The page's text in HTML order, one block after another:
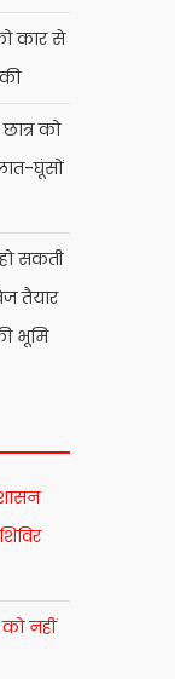
कार से
को
घूंसों
सकती
तैयार
भूमि
नहीं